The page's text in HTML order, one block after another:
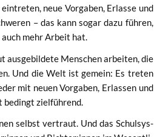
neue Vor­ga­ben, Erlas­se und
– das kann sogar dazu füh­ren,
mehr Arbeit hat.
aus­ge­bil­de­te Men­schen arbei­ten, die
Und die Welt ist gemein: Es tre­ten
mit neu­en Vor­ga­ben, Erlas­sen und
zielführend.
selbst ver­traut. Und das Schul­sys­